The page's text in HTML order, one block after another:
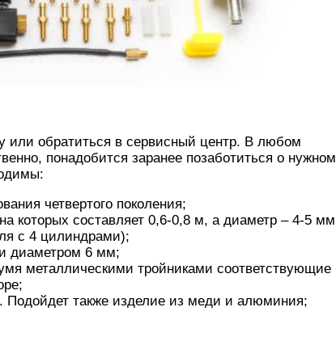
или обратиться в сервисный центр. В любом
понадобится заранее позаботиться о нужном
четвертого поколения;
которых составляет 0,6-0,8 м, а диаметр – 4-5 мм
с 4 цилиндрами);
диаметром 6 мм;
металлическими тройниками соответствующие
Подойдет также изделие из меди и алюминия;